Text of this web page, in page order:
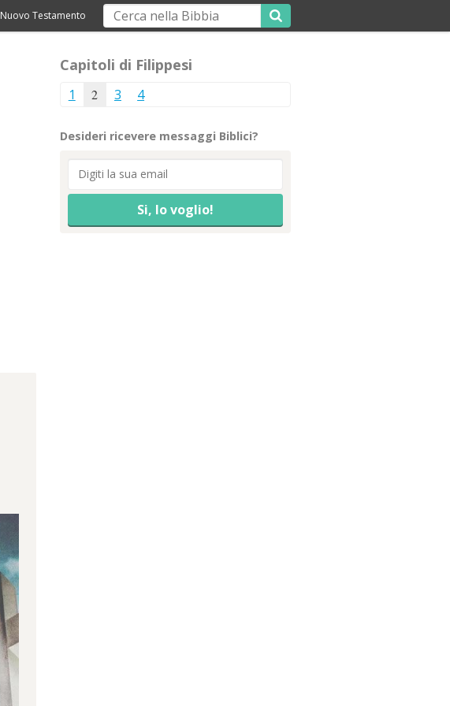
Nuovo Testamento
Capitoli di Filippesi
1 2 3 4
Desideri ricevere messaggi Biblici?